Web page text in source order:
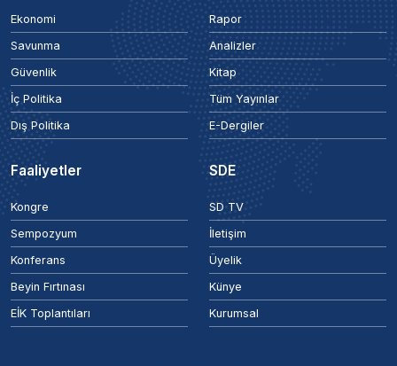
Ekonomi
Savunma
Güvenlik
İç Politika
Dış Politika
Rapor
Analizler
Kitap
Tüm Yayınlar
E-Dergiler
Faaliyetler
Kongre
Sempozyum
Konferans
Beyin Fırtınası
EİK Toplantıları
SDE
SD TV
İletişim
Üyelik
Künye
Kurumsal